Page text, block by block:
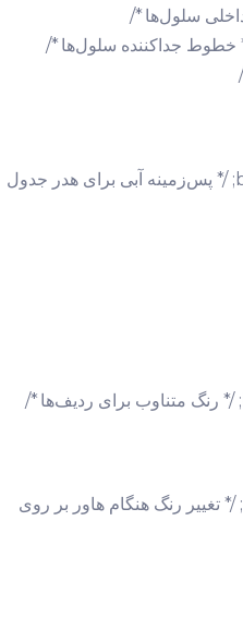
background-color: #3498DB; /* پس‌زمینه آبی برای هدر جدول
background-color: #F1F8FB; /* تغییر رنگ هنگام هاور بر روی